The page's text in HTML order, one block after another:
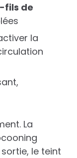
fils de
la
La
le teint